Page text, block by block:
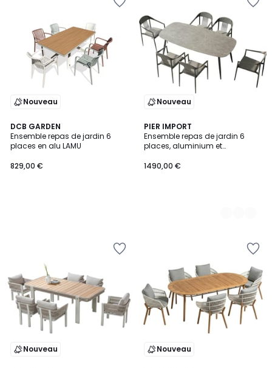
Nouveau
DCB GARDEN
Ensemble repas de jardin 6
places en alu LAMU
829,00 €
Nouveau
PIER IMPORT
Ensemble repas de jardin 6
places, aluminium et
1490,00 €
2
Couleurs
Nouveau Nouveau